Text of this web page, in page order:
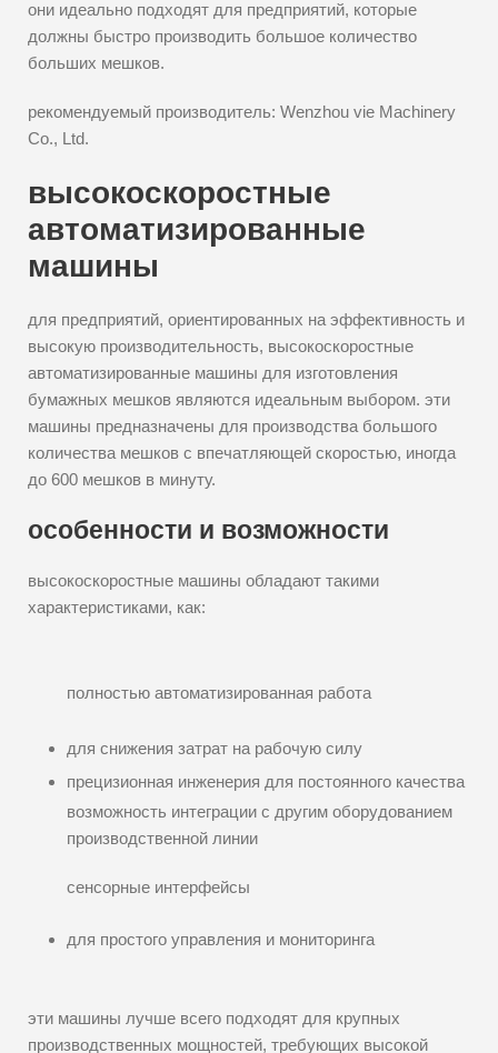
они идеально подходят для предприятий, которые
должны быстро производить большое количество
больших мешков.
рекомендуемый производитель: Wenzhou vie Machinery
Co., Ltd.
высокоскоростные
автоматизированные
машины
для предприятий, ориентированных на эффективность и
высокую производительность, высокоскоростные
автоматизированные машины для изготовления
бумажных мешков являются идеальным выбором. эти
машины предназначены для производства большого
количества мешков с впечатляющей скоростью, иногда
до 600 мешков в минуту.
особенности и возможности
высокоскоростные машины обладают такими
характеристиками, как:
полностью автоматизированная работа
для снижения затрат на рабочую силу
прецизионная инженерия для постоянного качества
возможность интеграции с другим оборудованием
производственной линии
сенсорные интерфейсы
для простого управления и мониторинга
эти машины лучше всего подходят для крупных
производственных мощностей, требующих высокой